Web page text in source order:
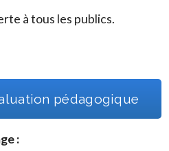
à tous les publics.
pédagogique
: